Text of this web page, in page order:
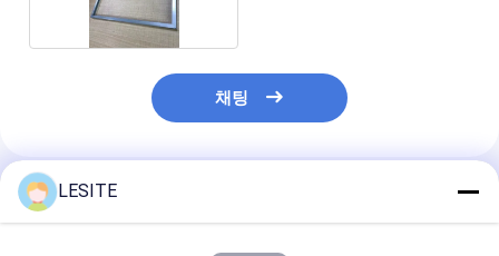
채팅
추천된 제품
LESITE